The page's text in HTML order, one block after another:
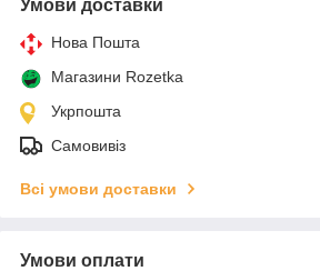
Умови доставки
Нова Пошта
Магазини Rozetka
Укрпошта
Самовивіз
Всі умови доставки
Умови оплати